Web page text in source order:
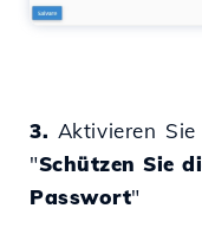
3. Aktivieren
"Schützen Sie
Passwort"